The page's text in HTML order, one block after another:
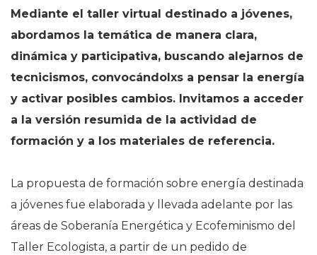
Mediante el taller virtual destinado a jóvenes,
abordamos la temática de manera clara,
dinámica y participativa, buscando alejarnos de
tecnicismos, convocándolxs a pensar la energía
y activar posibles cambios. Invitamos a acceder
a la versión resumida de la actividad de
formación y a los materiales de referencia.
La propuesta de formación sobre energía destinada
a jóvenes fue elaborada y llevada adelante por las
áreas de Soberanía Energética y Ecofeminismo del
Taller Ecologista, a partir de un pedido de